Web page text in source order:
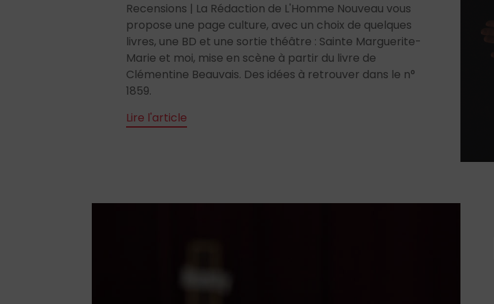
Recensions | La Rédaction de L'Homme Nouveau vous
propose une page culture, avec un choix de quelques
livres, une BD et une sortie théâtre : Sainte Marguerite-
Marie et moi, mise en scène à partir du livre de
Clémentine Beauvais. Des idées à retrouver dans le n°
1859.
Lire l'article